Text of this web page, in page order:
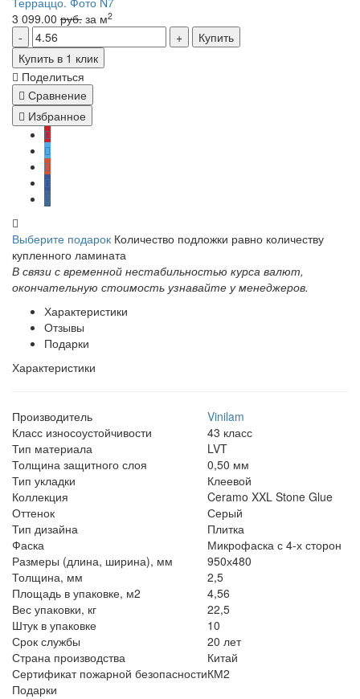
3 099.00 руб. за м2
Купить
Купить в 1 клик
Поделиться
Сравнение
Избранное
Выберите подарок Количество подложки равно количеству
купленного ламината
В связи с временной нестабильностью курса валют,
окончательную стоимость узнавайте у менеджеров.
Характеристики
Отзывы
Подарки
Характеристики
Производитель
Vinilam
Класс износоустойчивости
43 класс
Тип материала
LVT
Толщина защитного слоя
0,50 мм
Тип укладки
Клеевой
Коллекция
Ceramo XXL Stone Glue
Оттенок
Серый
Тип дизайна
Плитка
Фаска
Микрофаска с 4-х сторон
Размеры (длина, ширина), мм
950х480
Толщина, мм
2,5
Площадь в упаковке, м2
4,56
Вес упаковки, кг
22,5
Штук в упаковке
10
Срок службы
20 лет
Страна производства
Китай
Сертификат пожарной безопасностиКМ2
Подарки